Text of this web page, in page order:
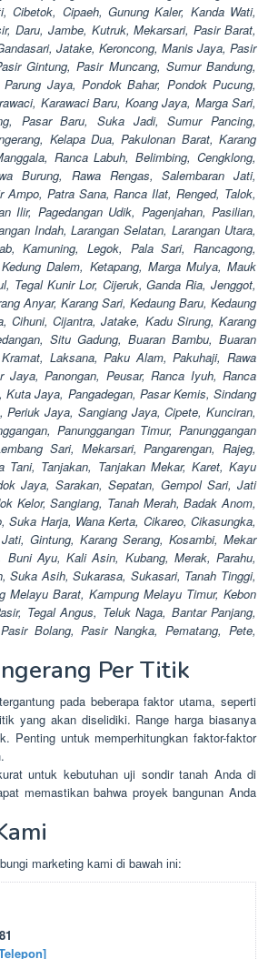
Cipaeh, Gunung Kaler, Kanda Wati,
Daru, Jambe, Kutruk, Mekarsari, Pasir Barat,
Jatake, Keroncong, Manis Jaya, Pasir
Gintung, Pasir Muncang, Sumur Bandung,
Jaya, Pondok Bahar, Pondok Pucung,
Karawaci Baru, Koang Jaya, Marga Sari,
Pasar Baru, Suka Jadi, Sumur Pancing,
Kelapa Dua, Pakulonan Barat, Karang
Ranca Labuh, Belimbing, Cengklong,
Burung, Rawa Rengas, Salembaran Jati,
Patra Sana, Ranca Ilat, Renged, Talok,
Ilir, Pagedangan Udik, Pagenjahan, Pasilian,
Indah, Larangan Selatan, Larangan Utara,
Kamuning, Legok, Pala Sari, Rancagong,
Dalem, Ketapang, Marga Mulya, Mauk
Tegal Kunir Lor, Cijeruk, Ganda Ria, Jenggot,
Anyar, Karang Sari, Kedaung Baru, Kedaung
Cihuni, Cijantra, Jatake, Kadu Sirung, Karang
Situ Gadung, Buaran Bambu, Buaran
Laksana, Paku Alam, Pakuhaji, Rawa
Panongan, Peusar, Ranca Iyuh, Ranca
Jaya, Pangadegan, Pasar Kemis, Sindang
Jaya, Sangiang Jaya, Cipete, Kunciran,
Panunggangan Timur, Panunggangan
Sari, Mekarsari, Pangarengan, Rajeg,
Tanjakan, Tanjakan Mekar, Karet, Kayu
Jaya, Sarakan, Sepatan, Gempol Sari, Jati
Kelor, Sangiang, Tanah Merah, Badak Anom,
Harja, Wana Kerta, Cikareo, Cikasungka,
Gintung, Karang Serang, Kosambi, Mekar
Buni Ayu, Kali Asin, Kubang, Merak, Parahu,
Suka Asih, Sukarasa, Sukasari, Tanah Tinggi,
Melayu Barat, Kampung Melayu Timur, Kebon
Tegal Angus, Teluk Naga, Bantar Panjang,
Bolang, Pasir Nangka, Pematang, Pete,
Per Titik
pada beberapa faktor utama, seperti
yang akan diselidiki. Range harga biasanya
Penting untuk memperhitungkan faktor-faktor
untuk kebutuhan uji sondir tanah Anda di
memastikan bahwa proyek bangunan Anda
mаrkеtіng kаmі dі bаwаh іnі: